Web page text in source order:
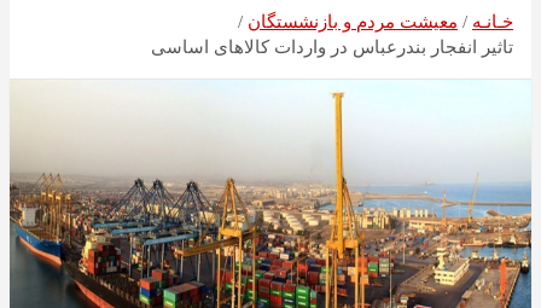
خـانـه
معیشت مردم و بازنشستگان
تاثیر انفجار بندرعباس در واردات کالا‌های اساسی